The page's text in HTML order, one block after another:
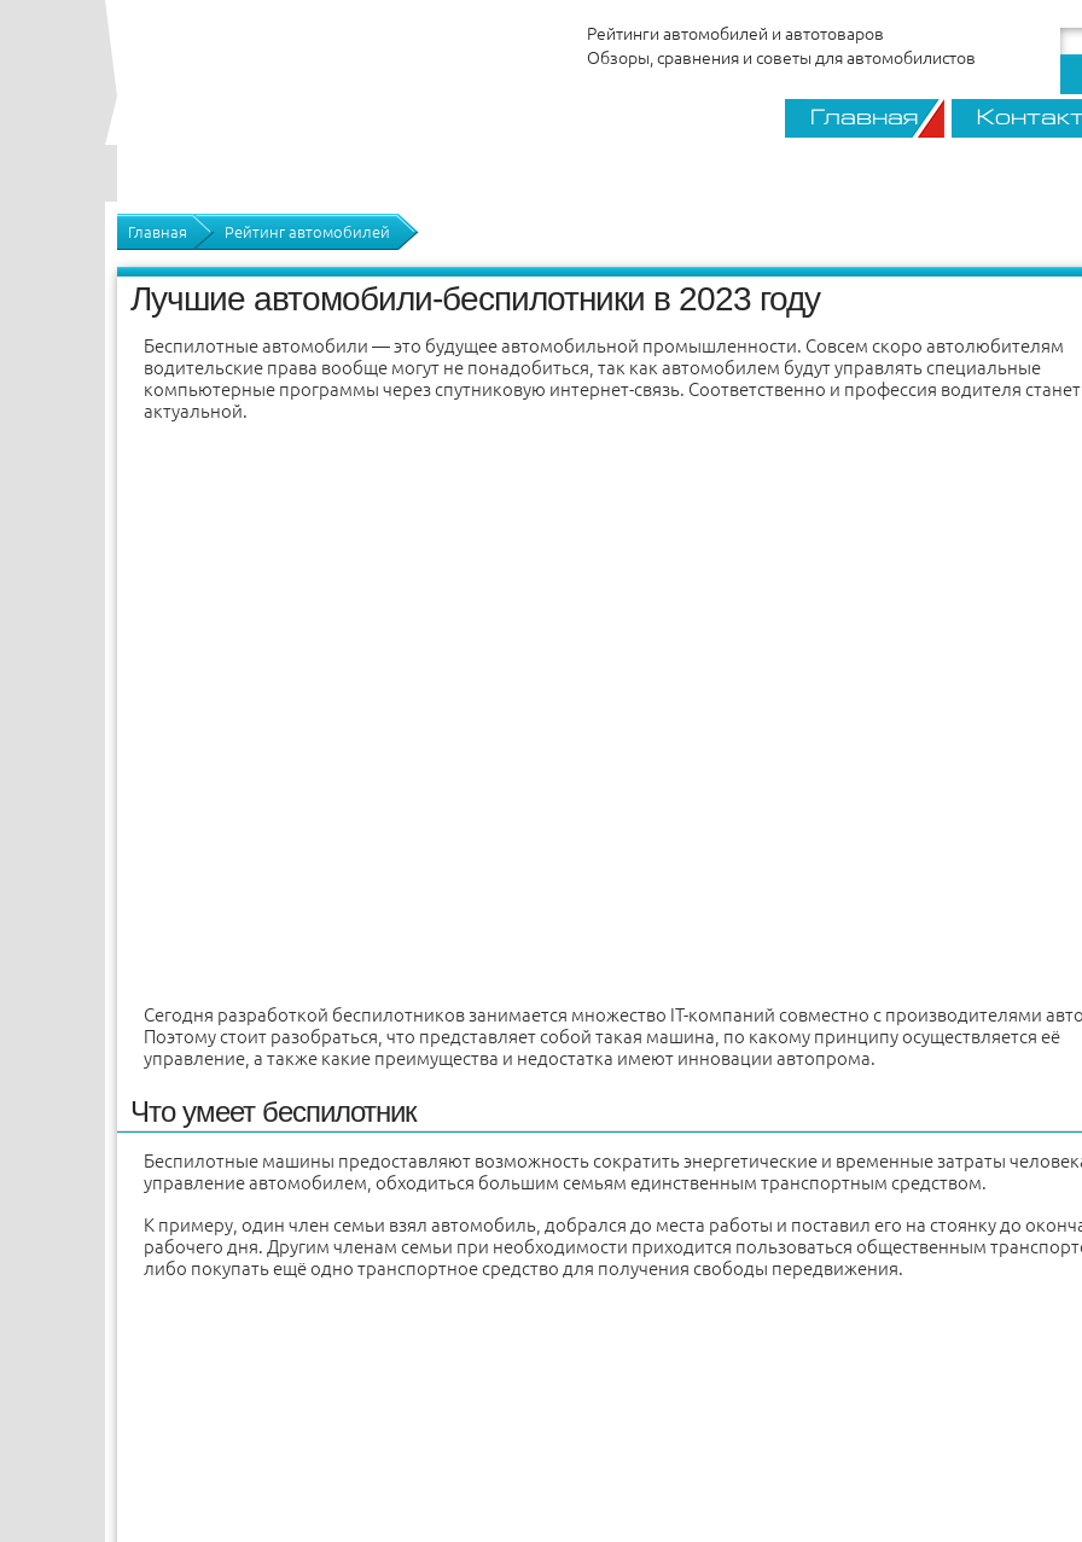
Рейтинги автомобилей и автотоваров
Обзоры, сравнения и советы для автомобилистов
Главная
Главная Рейтинг автомобилей
Лучшие автомобили-беспилотники в 2023 году
Беспилотные автомобили — это будущее автомобильной промышленности. Совсем скоро автолюбителям
водительские права вообще могут не понадобиться, так как автомобилем будут управлять специальные
компьютерные программы через спутниковую интернет-связь. Соответственно и профессия водителя
актуальной.
Сегодня разработкой беспилотников занимается множество IT-компаний совместно с производителями
Поэтому стоит разобраться, что представляет собой такая машина, по какому принципу осуществляется её
управление, а также какие преимущества и недостатка имеют инновации автопрома.
Что умеет беспилотник
Беспилотные машины предоставляют возможность сократить энергетические и временные затраты
управление автомобилем, обходиться большим семьям единственным транспортным средством.
К примеру, один член семьи взял автомобиль, добрался до места работы и поставил его на стоянку до
рабочего дня. Другим членам семьи при необходимости приходится пользоваться общественным
либо покупать ещё одно транспортное средство для получения свободы передвижения.